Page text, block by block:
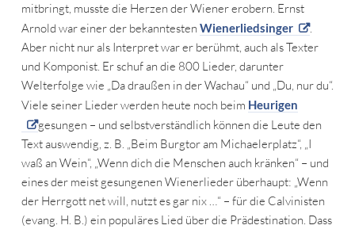
mitbringt, musste die Herzen der Wiener erobern. Ernst
Arnold war einer der bekanntesten Wienerliedsinger
.
Aber nicht nur als Interpret war er berühmt, auch als Texter
und Komponist. Er schuf an die 800 Lieder, darunter
Welterfolge wie „Da draußen in der Wachau“ und „Du, nur du“.
Viele seiner Lieder werden heute noch beim Heurigen
gesungen – und selbstverständlich können die Leute den
Text auswendig, z. B. „Beim Burgtor am Michaelerplatz“, „I
waß an Wein“, „Wenn dich die Menschen auch kränken“ – und
eines der meist gesungenen Wienerlieder überhaupt: „Wenn
der Herrgott net will, nutzt es gar nix …“ – für die Calvinisten
(evang. H. B.) ein populäres Lied über die Prädestination. Dass